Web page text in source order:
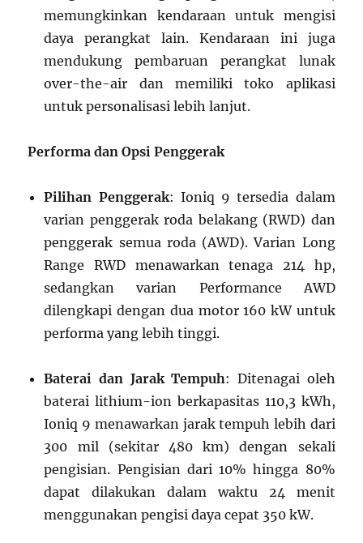
memungkinkan kendaraan untuk mengisi
daya perangkat lain. Kendaraan ini juga
mendukung pembaruan perangkat lunak
over-the-air dan memiliki toko aplikasi
untuk personalisasi lebih lanjut.
Performa dan Opsi Penggerak
Pilihan Penggerak: Ioniq 9 tersedia dalam
varian penggerak roda belakang (RWD) dan
penggerak semua roda (AWD). Varian Long
Range RWD menawarkan tenaga 214 hp,
sedangkan varian Performance AWD
dilengkapi dengan dua motor 160 kW untuk
performa yang lebih tinggi.
Baterai dan Jarak Tempuh: Ditenagai oleh
baterai lithium-ion berkapasitas 110,3 kWh,
Ioniq 9 menawarkan jarak tempuh lebih dari
300 mil (sekitar 480 km) dengan sekali
pengisian. Pengisian dari 10% hingga 80%
dapat dilakukan dalam waktu 24 menit
menggunakan pengisi daya cepat 350 kW.